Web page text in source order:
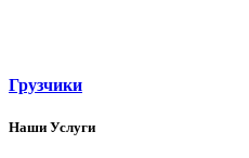
Грузчики
Наши Услуги